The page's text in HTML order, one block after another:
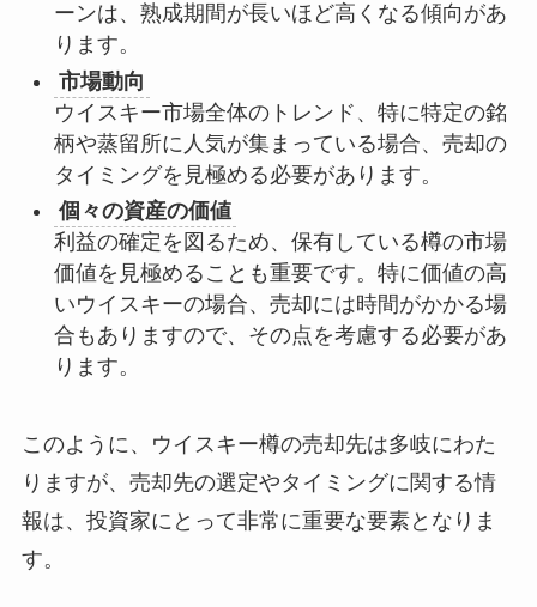
ーンは、熟成期間が長いほど高くなる傾向があ
ります。
市場動向
ウイスキー市場全体のトレンド、特に特定の銘
柄や蒸留所に人気が集まっている場合、売却の
タイミングを見極める必要があります。
個々の資産の価値
利益の確定を図るため、保有している樽の市場
価値を見極めることも重要です。特に価値の高
いウイスキーの場合、売却には時間がかかる場
合もありますので、その点を考慮する必要があ
ります。
このように、ウイスキー樽の売却先は多岐にわた
りますが、売却先の選定やタイミングに関する情
報は、投資家にとって非常に重要な要素となりま
す。